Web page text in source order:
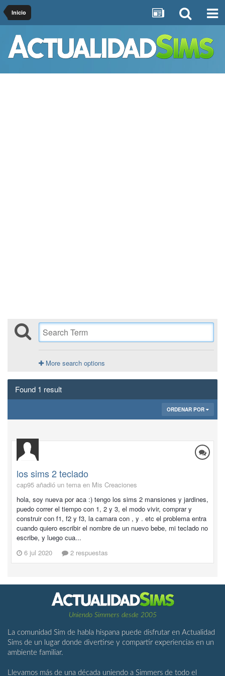
Inicio
More search options
Found 1 result
ORDENAR POR
los sims 2 teclado
cap95 añadió un tema en Mis Creaciones
hola, soy nueva por aca :) tengo los sims 2 mansiones y jardines,
puedo correr el tiempo con 1, 2 y 3, el modo vivir, comprar y
construir con f1, f2 y f3, la camara con , y . etc el problema entra
cuando quiero escribir el nombre de un nuevo bebe, mi teclado no
escribe, y luego cua...
6 jul 2020
2 respuestas
Uniendo Simmers desde 2005
La comunidad Sim de habla hispana puede disfrutar en Actualidad
Sims de un lugar donde divertirse y compartir experiencias en un
ambiente familiar.
Llevamos más de una década uniendo a Simmers de todo el